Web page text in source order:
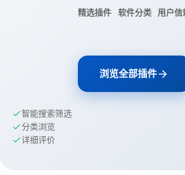
精选插件 软件分类 用户信
浏览全部插件
智能搜索筛选
分类浏览
详细评价